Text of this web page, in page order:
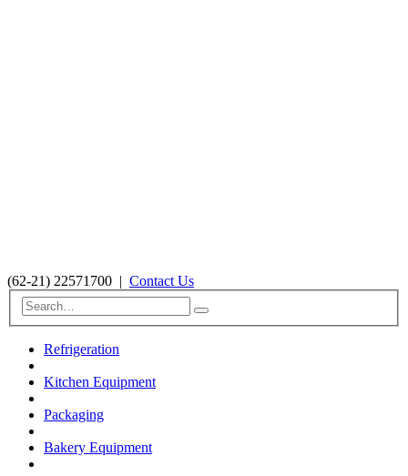
(62-21) 22571700 | Contact Us
Refrigeration
Kitchen Equipment
Packaging
Bakery Equipment